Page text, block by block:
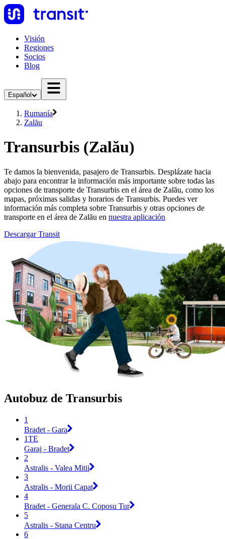
Visión
Regiones
Socios
Blog
Español
Rumanía
Zalău
Transurbis (Zalău)
Te damos la bienvenida, pasajero de Transurbis. Desplázate hacia
abajo para encontrar la información más importante sobre todas las
opciones de transporte de Transurbis en el área de Zalău, como los
mapas, próximas salidas y horarios de Transurbis. Puedes ver
información más completa sobre Transurbis y otras opciones de
transporte en el área de Zalău en nuestra aplicación
Descargar Transit
Autobuz de Transurbis
1
Bradet - Gara
1TE
Garaj - Bradet
2
Astralis - Valea Mitii
3
Astralis - Morii Capat
4
Bradet - Generala C. Coposu Tur
5
Astralis - Stana Centru
6